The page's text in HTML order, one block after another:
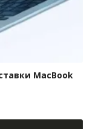
MacBook